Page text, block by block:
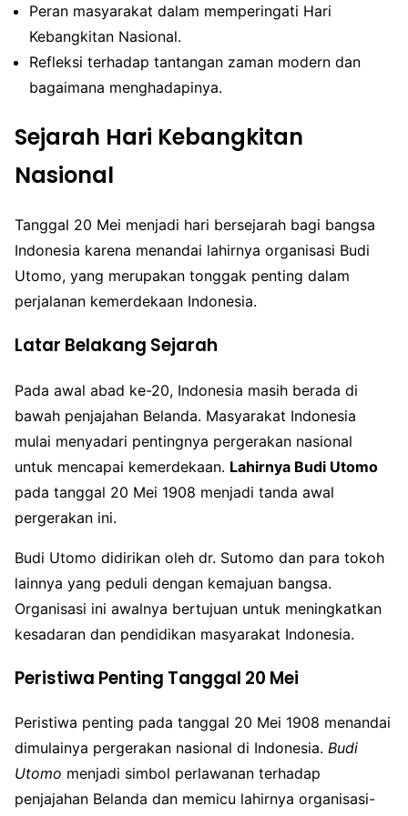
Peran masyarakat dalam memperingati Hari
Kebangkitan Nasional.
Refleksi terhadap tantangan zaman modern dan
bagaimana menghadapinya.
Sejarah Hari Kebangkitan
Nasional
Tanggal 20 Mei menjadi hari bersejarah bagi bangsa
Indonesia karena menandai lahirnya organisasi Budi
Utomo, yang merupakan tonggak penting dalam
perjalanan kemerdekaan Indonesia.
Latar Belakang Sejarah
Pada awal abad ke-20, Indonesia masih berada di
bawah penjajahan Belanda. Masyarakat Indonesia
mulai menyadari pentingnya pergerakan nasional
untuk mencapai kemerdekaan. Lahirnya Budi Utomo
pada tanggal 20 Mei 1908 menjadi tanda awal
pergerakan ini.
Budi Utomo didirikan oleh dr. Sutomo dan para tokoh
lainnya yang peduli dengan kemajuan bangsa.
Organisasi ini awalnya bertujuan untuk meningkatkan
kesadaran dan pendidikan masyarakat Indonesia.
Peristiwa Penting Tanggal 20 Mei
Peristiwa penting pada tanggal 20 Mei 1908 menandai
dimulainya pergerakan nasional di Indonesia. Budi
Utomo menjadi simbol perlawanan terhadap
penjajahan Belanda dan memicu lahirnya organisasi-